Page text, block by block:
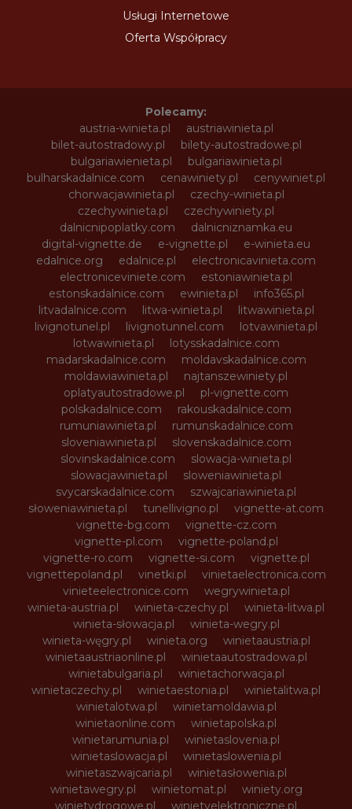
Usługi Internetowe
Oferta Współpracy
Polecamy:
austria-winieta.pl
austriawinieta.pl
bilet-autostradowy.pl
bilety-autostradowe.pl
bulgariawienieta.pl
bulgariawinieta.pl
bulharskadalnice.com
cenawiniety.pl
cenywiniet.pl
chorwacjawinieta.pl
czechy-winieta.pl
czechywinieta.pl
czechywiniety.pl
dalnicnipoplatky.com
dalnicniznamka.eu
digital-vignette.de
e-vignette.pl
e-winieta.eu
edalnice.org
edalnice.pl
electronicavinieta.com
electroniceviniete.com
estoniawinieta.pl
estonskadalnice.com
ewinieta.pl
info365.pl
litvadalnice.com
litwa-winieta.pl
litwawinieta.pl
livignotunel.pl
livignotunnel.com
lotvawinieta.pl
lotwawinieta.pl
lotysskadalnice.com
madarskadalnice.com
moldavskadalnice.com
moldawiawinieta.pl
najtanszewiniety.pl
oplatyautostradowe.pl
pl-vignette.com
polskadalnice.com
rakouskadalnice.com
rumuniawinieta.pl
rumunskadalnice.com
sloveniawinieta.pl
slovenskadalnice.com
slovinskadalnice.com
slowacja-winieta.pl
slowacjawinieta.pl
sloweniawinieta.pl
svycarskadalnice.com
szwajcariawinieta.pl
słoweniawinieta.pl
tunellivigno.pl
vignette-at.com
vignette-bg.com
vignette-cz.com
vignette-pl.com
vignette-poland.pl
vignette-ro.com
vignette-si.com
vignette.pl
vignettepoland.pl
vinetki.pl
vinietaelectronica.com
vinieteelectronice.com
wegrywinieta.pl
winieta-austria.pl
winieta-czechy.pl
winieta-litwa.pl
winieta-słowacja.pl
winieta-wegry.pl
winieta-węgry.pl
winieta.org
winietaaustria.pl
winietaaustriaonline.pl
winietaautostradowa.pl
winietabulgaria.pl
winietachorwacja.pl
winietaczechy.pl
winietaestonia.pl
winietalitwa.pl
winietalotwa.pl
winietamoldawia.pl
winietaonline.com
winietapolska.pl
winietarumunia.pl
winietaslovenia.pl
winietaslowacja.pl
winietaslowenia.pl
winietaszwajcaria.pl
winietasłowenia.pl
winietawegry.pl
winietomat.pl
winiety.org
winietydrogowe.pl
winietyelektroniczne.pl